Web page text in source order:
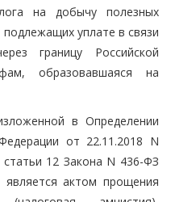
на добычу полезных
уплате в связи
границу Российской
образовавшаяся на
в Определении
от 22.11.2018 N
12 Закона N 436-ФЗ
актом прощения